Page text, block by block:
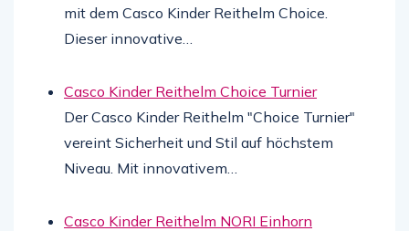
mit dem Casco Kinder Reithelm Choice.
Dieser innovative…
Casco Kinder Reithelm Choice Turnier
Der Casco Kinder Reithelm "Choice Turnier"
vereint Sicherheit und Stil auf höchstem
Niveau. Mit innovativem…
Casco Kinder Reithelm NORI Einhorn